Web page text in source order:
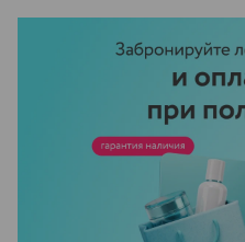
ЭФФЕКТИВНАЯ